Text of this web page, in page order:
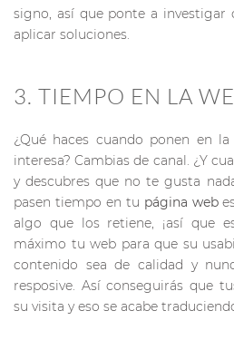
signo, así que ponte a investigar
aplicar soluciones.
3. TIEMPO EN LA
¿Qué haces cuando ponen en
interesa? Cambias de canal. ¿Y
y descubres que no te gusta
pasen tiempo en tu página web
algo que los retiene, ¡así que
máximo tu web para que su
contenido sea de calidad y
resposive. Así conseguirás que
su visita y eso se acabe